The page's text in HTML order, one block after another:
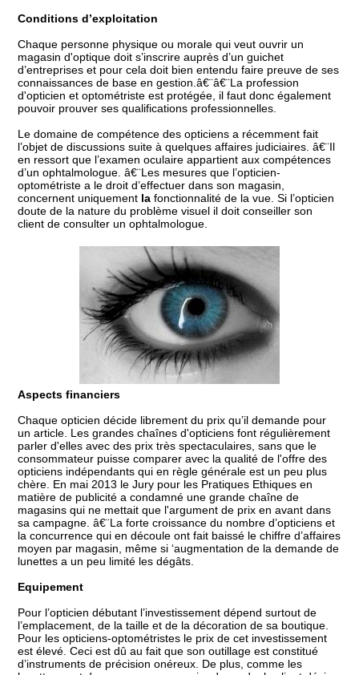
Conditions d’exploitation
Chaque personne physique ou morale qui veut ouvrir un
magasin d'optique doit s’inscrire auprès d’un guichet
d’entreprises et pour cela doit bien entendu faire preuve de ses
connaissances de base en gestion.â€¨â€¨La profession
d'opticien et optométriste est protégée, il faut donc également
pouvoir prouver ses qualifications professionnelles.
Le domaine de compétence des opticiens a récemment fait
l’objet de discussions suite à quelques affaires judiciaires. â€¨Il
en ressort que l’examen oculaire appartient aux compétences
d’un ophtalmologue. â€¨Les mesures que l’opticien-
optométriste a le droit d’effectuer dans son magasin,
concernent uniquement lafonctionnalité de la vue. Si l’opticien
doute de la nature du problème visuel il doit conseiller son
client de consulter un ophtalmologue.
Aspects financiers
Chaque opticien décide librement du prix qu’il demande pour
un article. Les grandes chaînes d'opticiens font régulièrement
parler d'elles avec des prix très spectaculaires, sans que le
consommateur puisse comparer avec la qualité de l'offre des
opticiens indépendants qui en règle générale est un peu plus
chère. En mai 2013 le Jury pour les Pratiques Ethiques en
matière de publicité a condamné une grande chaîne de
magasins qui ne mettait que l'argument de prix en avant dans
sa campagne. â€¨La forte croissance du nombre d’opticiens et
la concurrence qui en découle ont fait baissé le chiffre d’affaires
moyen par magasin, même si ‘augmentation de la demande de
lunettes a un peu limité les dégâts.
Equipement
Pour l’opticien débutant l’investissement dépend surtout de
l’emplacement, de la taille et de la décoration de sa boutique.
Pour les opticiens-optométristes le prix de cet investissement
est élevé. Ceci est dû au fait que son outillage est constitué
d’instruments de précision onéreux. De plus, comme les